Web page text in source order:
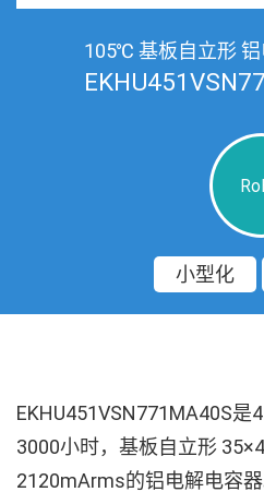
105℃ 基板自立形 铝
小型化
EKHU451VSN771MA40S
3000小时，基板自立形
2120mArms的铝电解电容器